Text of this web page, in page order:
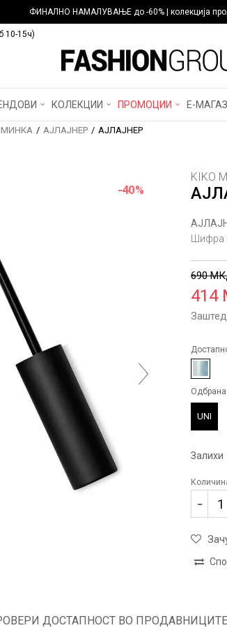
ФИНАЛНО НАМАЛУВАЊЕ до -60% | колекција
10-15ч)
КОЛЕКЦИИ ПРОМОЦИИ Е-
АЈЛАЈНЕР АЈЛАЈНЕР
-40%
KIKO
Шифра
690
414
UNI
Залихи
ДОСТАПНОСТ ВО ПРОДАВНИЦИТЕ